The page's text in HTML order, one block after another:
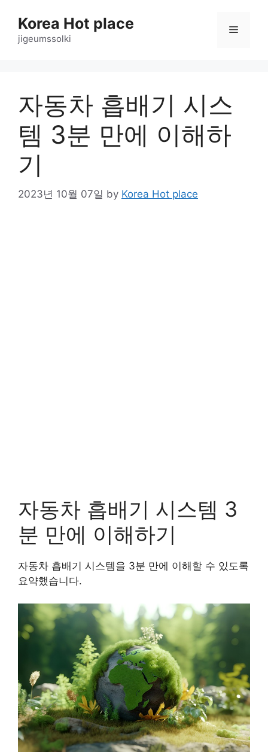
content
Korea Hot place
jigeumssolki
Menu
자동차 흡배기 시스
템 3분 만에 이해하
기
2023년 10월 07일 by Korea Hot place
자동차 흡배기 시스템 3
분 만에 이해하기
자동차 흡배기 시스템을 3분 만에 이해할 수 있도록
요약했습니다.